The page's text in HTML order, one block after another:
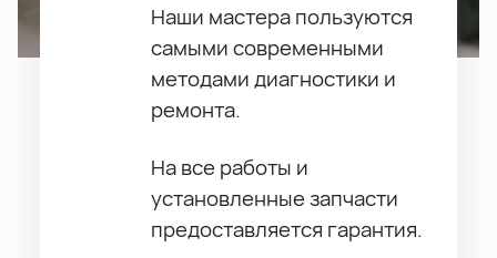
Наши мастера пользуются
самыми современными
методами диагностики и
ремонта.
На все работы и
установленные запчасти
предоставляется гарантия.